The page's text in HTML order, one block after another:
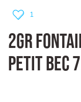
2GR
petit bec
1